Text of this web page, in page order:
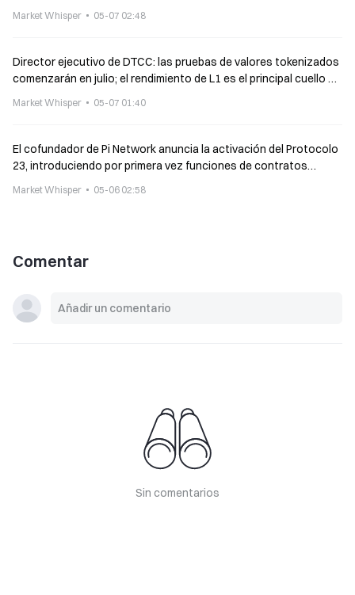
Market Whisper 05-07 02:48
Director ejecutivo de DTCC: las pruebas de valores tokenizados
comenzarán en julio; el rendimiento de L1 es el principal cuello de
Market Whisper 05-07 01:40
El cofundador de Pi Network anuncia la activación del Protocolo
23, introduciendo por primera vez funciones de contratos
Market Whisper 05-06 02:58
Comentar
Sin comentarios